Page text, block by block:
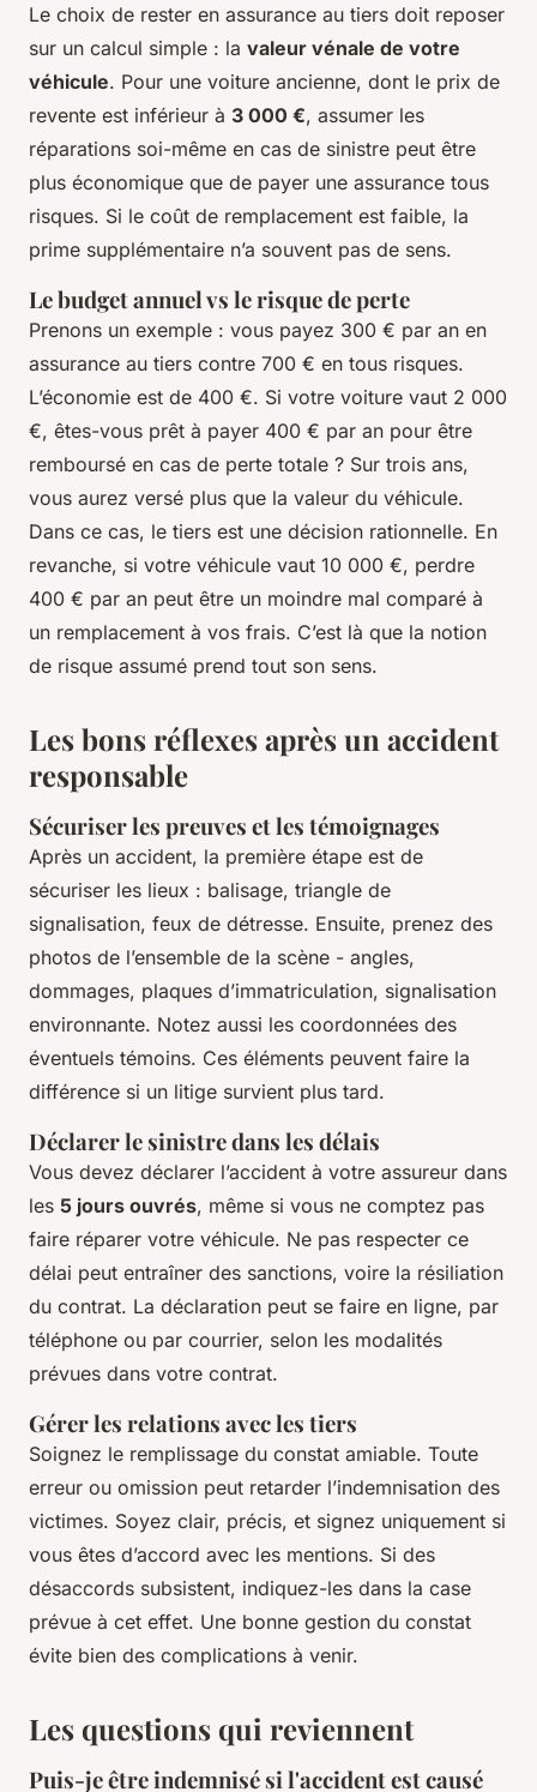
Le choix de rester en assurance au tiers doit reposer
sur un calcul simple : la valeur vénale de votre
véhicule. Pour une voiture ancienne, dont le prix de
revente est inférieur à 3 000 €, assumer les
réparations soi-même en cas de sinistre peut être
plus économique que de payer une assurance tous
risques. Si le coût de remplacement est faible, la
prime supplémentaire n’a souvent pas de sens.
Le budget annuel vs le risque de perte
Prenons un exemple : vous payez 300 € par an en
assurance au tiers contre 700 € en tous risques.
L’économie est de 400 €. Si votre voiture vaut 2 000
€, êtes-vous prêt à payer 400 € par an pour être
remboursé en cas de perte totale ? Sur trois ans,
vous aurez versé plus que la valeur du véhicule.
Dans ce cas, le tiers est une décision rationnelle. En
revanche, si votre véhicule vaut 10 000 €, perdre
400 € par an peut être un moindre mal comparé à
un remplacement à vos frais. C’est là que la notion
de risque assumé prend tout son sens.
Les bons réflexes après un accident
responsable
Sécuriser les preuves et les témoignages
Après un accident, la première étape est de
sécuriser les lieux : balisage, triangle de
signalisation, feux de détresse. Ensuite, prenez des
photos de l’ensemble de la scène - angles,
dommages, plaques d’immatriculation, signalisation
environnante. Notez aussi les coordonnées des
éventuels témoins. Ces éléments peuvent faire la
différence si un litige survient plus tard.
Déclarer le sinistre dans les délais
Vous devez déclarer l’accident à votre assureur dans
les 5 jours ouvrés, même si vous ne comptez pas
faire réparer votre véhicule. Ne pas respecter ce
délai peut entraîner des sanctions, voire la résiliation
du contrat. La déclaration peut se faire en ligne, par
téléphone ou par courrier, selon les modalités
prévues dans votre contrat.
Gérer les relations avec les tiers
Soignez le remplissage du constat amiable. Toute
erreur ou omission peut retarder l’indemnisation des
victimes. Soyez clair, précis, et signez uniquement si
vous êtes d’accord avec les mentions. Si des
désaccords subsistent, indiquez-les dans la case
prévue à cet effet. Une bonne gestion du constat
évite bien des complications à venir.
Les questions qui reviennent
Puis-je être indemnisé si l'accident est causé